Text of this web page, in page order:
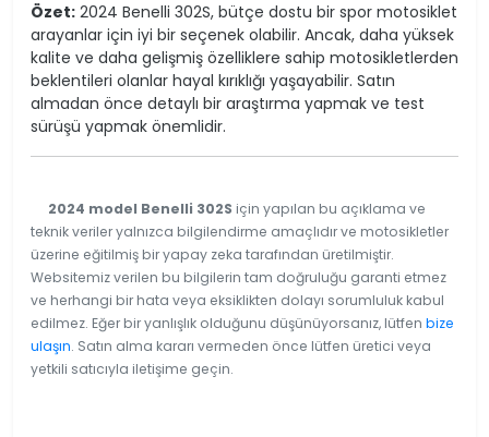
Özet: 2024 Benelli 302S, bütçe dostu bir spor motosiklet
arayanlar için iyi bir seçenek olabilir. Ancak, daha yüksek
kalite ve daha gelişmiş özelliklere sahip motosikletlerden
beklentileri olanlar hayal kırıklığı yaşayabilir. Satın
almadan önce detaylı bir araştırma yapmak ve test
sürüşü yapmak önemlidir.
2024 model Benelli 302S için yapılan bu açıklama ve
teknik veriler yalnızca bilgilendirme amaçlıdır ve motosikletler
üzerine eğitilmiş bir yapay zeka tarafından üretilmiştir.
Websitemiz verilen bu bilgilerin tam doğruluğu garanti etmez
ve herhangi bir hata veya eksiklikten dolayı sorumluluk kabul
edilmez. Eğer bir yanlışlık olduğunu düşünüyorsanız, lütfen bize
ulaşın. Satın alma kararı vermeden önce lütfen üretici veya
yetkili satıcıyla iletişime geçin.